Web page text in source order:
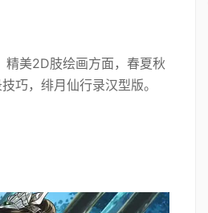
精美2D肢绘画方面，春夏秋
巧，绯月仙行录汉型版。